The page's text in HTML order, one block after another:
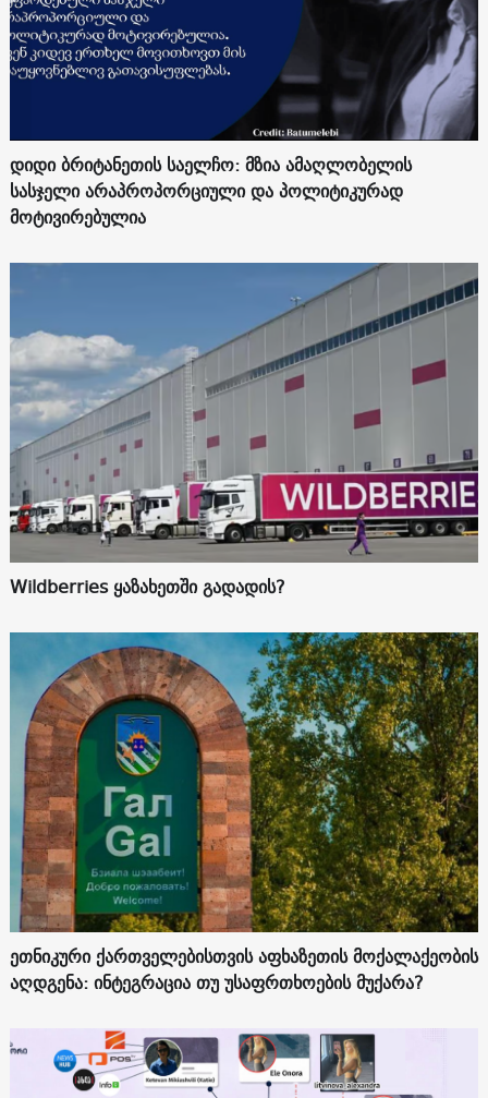
დიდი ბრიტანეთის საელჩო: მზია ამაღლობელის
სასჯელი არაპროპორციული და პოლიტიკურად
მოტივირებულია
Wildberries ყაზახეთში გადადის?
ეთნიკური ქართველებისთვის აფხაზეთის მოქალაქეობის
აღდგენა: ინტეგრაცია თუ უსაფრთხოების მუქარა?